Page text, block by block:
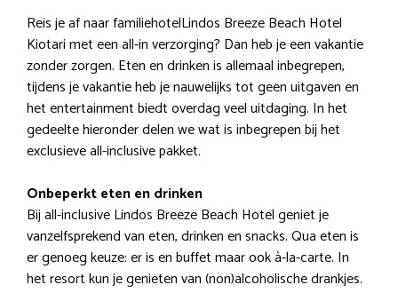
Reis je af naar familiehotelLindos Breeze Beach Hotel
Kiotari met een all-in verzorging? Dan heb je een vakantie
zonder zorgen. Eten en drinken is allemaal inbegrepen,
tijdens je vakantie heb je nauwelijks tot geen uitgaven en
het entertainment biedt overdag veel uitdaging. In het
gedeelte hieronder delen we wat is inbegrepen bij het
exclusieve all-inclusive pakket.
Onbeperkt eten en drinken
Bij all-inclusive Lindos Breeze Beach Hotel geniet je
vanzelfsprekend van eten, drinken en snacks. Qua eten is
er genoeg keuze: er is en buffet maar ook à-la-carte. In
het resort kun je genieten van (non)alcoholische drankjes.